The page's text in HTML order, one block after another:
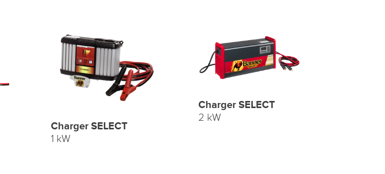
Charger SELECT
1 kW
Charger SELECT
2 kW